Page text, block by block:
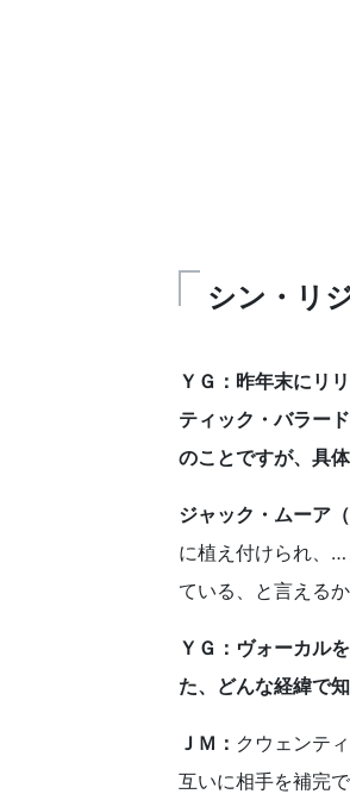
シン・リ
ＹＧ：昨年末にリ
ティック・バラー
のことですが、具
ジャック・ムーア
に植え付けられ、
ている、と言えるか
ＹＧ：ヴォーカル
た、どんな経緯で
ＪＭ： クウェンテ
互いに相手を補完